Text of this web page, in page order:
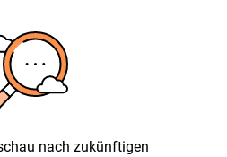
nach zukünftigen